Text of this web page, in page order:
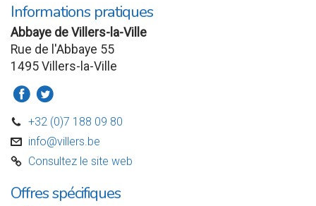
Informations pratiques
Abbaye de Villers-la-Ville
Rue de l'Abbaye 55
1495 Villers-la-Ville
a b
D +32 (0)7 188 09 80
v info@villers.be
C Consultez le site web
Offres spécifiques